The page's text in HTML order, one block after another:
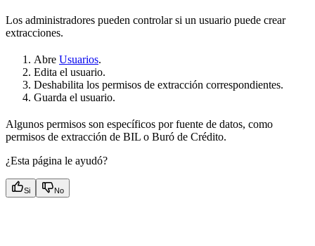
Los administradores pueden controlar si un usuario puede crear
extracciones.
Abre Usuarios.
Edita el usuario.
Deshabilita los permisos de extracción correspondientes.
Guarda el usuario.
Algunos permisos son específicos por fuente de datos, como
permisos de extracción de BIL o Buró de Crédito.
¿Esta página le ayudó?
Si No